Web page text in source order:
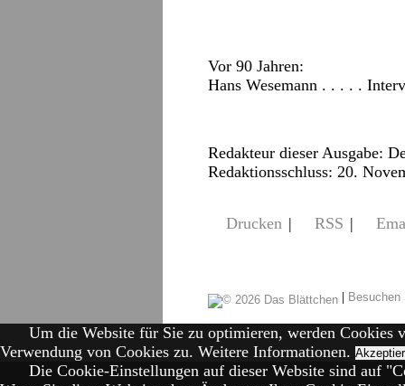
Vor 90 Jahren:
Hans Wesemann . . . . .
Redakteur dieser Ausgabe:
Redaktionsschluss: 20.
Drucken | RSS |
|
Um die Website für Sie zu optimieren, werden Cookies
Verwendung von Cookies zu. Weitere Informationen.
Die Cookie-Einstellungen auf dieser Website sind auf